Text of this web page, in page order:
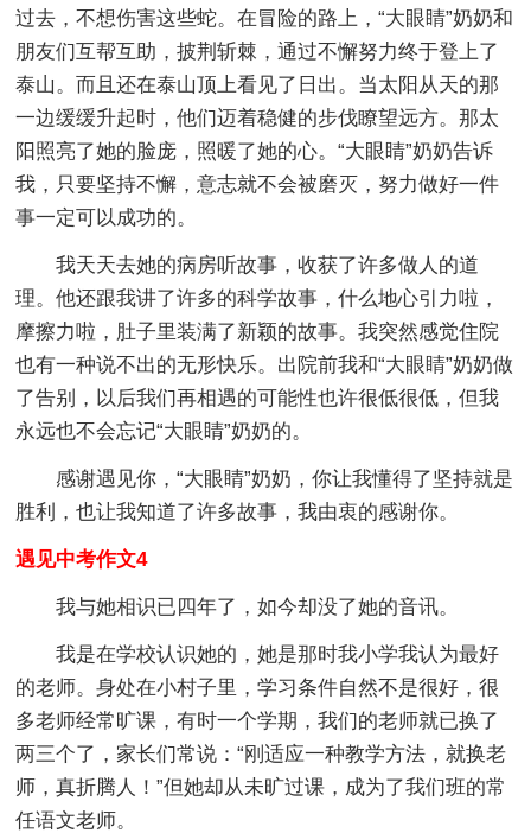
过去，不想伤害这些蛇。在冒险的路上，“大眼睛”奶奶和
朋友们互帮互助，披荆斩棘，通过不懈努力终于登上了
泰山。而且还在泰山顶上看见了日出。当太阳从天的那
一边缓缓升起时，他们迈着稳健的步伐瞭望远方。那太
阳照亮了她的脸庞，照暖了她的心。“大眼睛”奶奶告诉
我，只要坚持不懈，意志就不会被磨灭，努力做好一件
事一定可以成功的。
我天天去她的病房听故事，收获了许多做人的道
理。他还跟我讲了许多的科学故事，什么地心引力啦，
摩擦力啦，肚子里装满了新颖的故事。我突然感觉住院
也有一种说不出的无形快乐。出院前我和“大眼睛”奶奶做
了告别，以后我们再相遇的可能性也许很低很低，但我
永远也不会忘记“大眼睛”奶奶的。
感谢遇见你，“大眼睛”奶奶，你让我懂得了坚持就是
胜利，也让我知道了许多故事，我由衷的感谢你。
遇见中考作文4
我与她相识已四年了，如今却没了她的音讯。
我是在学校认识她的，她是那时我小学我认为最好
的老师。身处在小村子里，学习条件自然不是很好，很
多老师经常旷课，有时一个学期，我们的老师就已换了
两三个了，家长们常说：“刚适应一种教学方法，就换老
师，真折腾人！”但她却从未旷过课，成为了我们班的常
任语文老师。